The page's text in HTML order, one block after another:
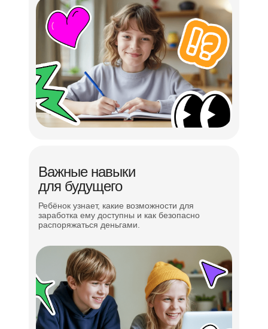
Важные навыки
для будущего
Ребёнок узнает, какие возможности для
заработка ему доступны и как безопасно
распоряжаться деньгами.